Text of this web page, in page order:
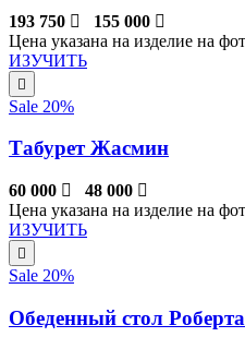
193 750
155 000
Цена указана на изделие на
ИЗУЧИТЬ
Sale 20%
Табурет Жасмин
60 000
48 000
Цена указана на изделие на
ИЗУЧИТЬ
Sale 20%
Обеденный стол Роберта